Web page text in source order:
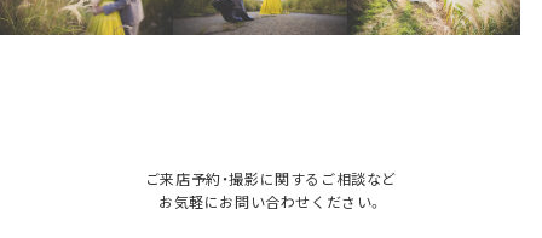
ご来店予約・撮影に関するご相談など
お気軽にお問い合わせください。